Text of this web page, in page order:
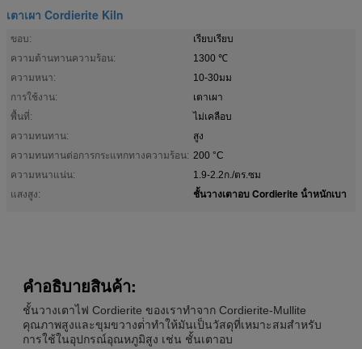
เตาเผา Cordierite Kiln
ขอบ:
เรียบเรียบ
ความต้านทานความร้อน:
1300 ℃
ความหนา:
10-30มม
การใช้งาน:
เตาเผา
พื้นที่:
ไม่เคลือบ
ความทนทาน:
สูง
ความทนทานต่อการกระแทกทางความร้อน: 200 °C
ความหนาแน่น:
1.9-2.2ก./ตร.ซม
แสงสูง:
ชั้นวางเตาอบ Cordierite น้ําหนักเบา
คําอธิบายสินค้า:
ชั้นวางเตาไฟ Cordierite ของเราทําจาก Cordierite-Mullite
คุณภาพสูงและขุมขวางต่ําทําให้มันเป็นวัสดุที่เหมาะสมสําหรับ
การใช้ในอุปกรณ์อุณหภูมิสูง เช่น ชั้นเตาอบ